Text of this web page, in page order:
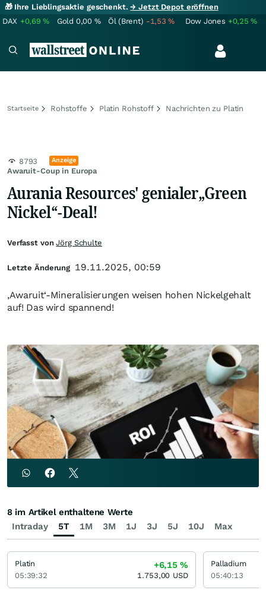
🎁 Ihre Lieblingsaktie geschenkt.→ Jetzt Depot eröffnen
DAX +0,69% Gold 0,00 % Öl (Brent) -1,53% Dow Jones +0,25%
Startseite Rohstoffe Platin Rohstoff Nachrichten zu Platin
Awaruit-Coup in Europa
8793 Anzeige
​​​​​​​Aurania Resources' genialer„Green
Nickel“-Deal!
‚Awaruit‘-Mineralisierungen weisen hohen Nickelgehalt
auf! Das wird spannend!
Verfasst vonJörg Schulte
Letzte Änderung 19.11.2025, 00:59
Intraday 5T 1M 3M 1J 3J 5J 10J Max
8 im Artikel enthaltene Werte
Platin
05:39:32
+6,15%
1.753,00 USD
Palladium
05:40:13